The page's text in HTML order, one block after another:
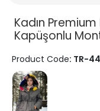
Kadın
Kapüşonlu
Product Code: TR-